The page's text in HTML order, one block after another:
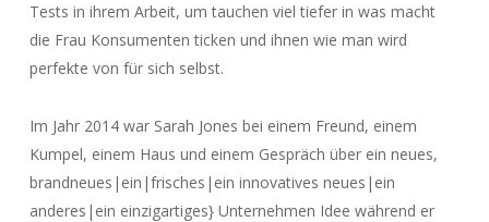
Tests in ihrem Arbeit, um tauchen viel tiefer in was macht
die Frau Konsumenten ticken und ihnen wie man wird
perfekte von für sich selbst.
Im Jahr 2014 war Sarah Jones bei einem Freund, einem
Kumpel, einem Haus und einem Gespräch über ein neues,
brandneues|ein|frisches|ein innovatives neues|ein
anderes|ein einzigartiges} Unternehmen Idee während er